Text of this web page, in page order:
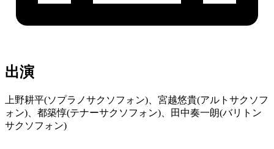
出演
上野耕平(ソプラノサクソフォン)、宮越悠貴(アルトサクソフ
ォン)、都築惇(テナーサクソフォン)、田中奏一朗(バリトン
サクソフォン)